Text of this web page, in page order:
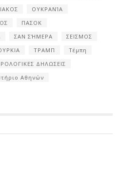
ΟΥΚΡΑΝΊΑ
ΠΑΣΟΚ
ΣΑΝ ΣΉΜΕΡΑ
ΣΕΙΣΜΟΣ
ΤΡΑΜΠ
Τέμπη
ΔΗΛΩΣΕΙΣ
Αθηνών